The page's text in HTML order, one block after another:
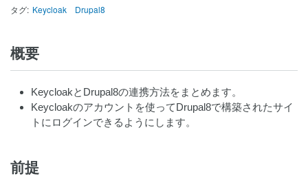
タグ Keycloak Drupal8
概要
KeycloakとDrupal8の連携方法をまとめます。
Keycloakのアカウントを使ってDrupal8で構築されたサイ
トにログインできるようにします。
前提